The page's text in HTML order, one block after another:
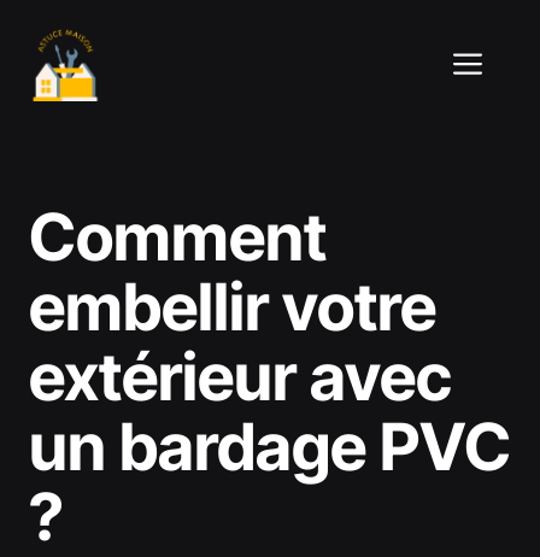
contenu
Comment
embellir votre
extérieur avec
un bardage PVC
?